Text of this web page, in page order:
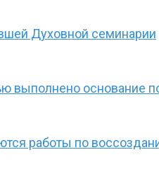
Духовной семинарии
выполнено основание
работы по